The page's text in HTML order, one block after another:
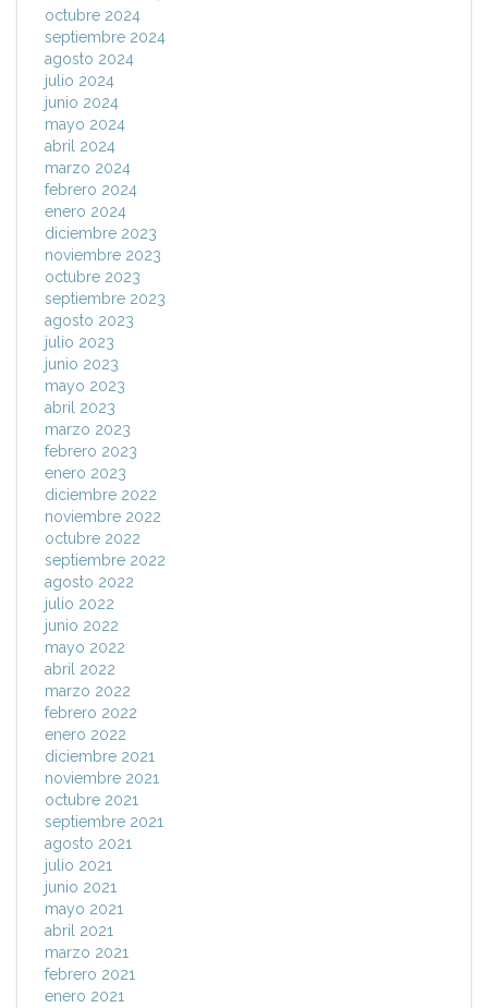
octubre 2024
septiembre 2024
agosto 2024
julio 2024
junio 2024
mayo 2024
abril 2024
marzo 2024
febrero 2024
enero 2024
diciembre 2023
noviembre 2023
octubre 2023
septiembre 2023
agosto 2023
julio 2023
junio 2023
mayo 2023
abril 2023
marzo 2023
febrero 2023
enero 2023
diciembre 2022
noviembre 2022
octubre 2022
septiembre 2022
agosto 2022
julio 2022
junio 2022
mayo 2022
abril 2022
marzo 2022
febrero 2022
enero 2022
diciembre 2021
noviembre 2021
octubre 2021
septiembre 2021
agosto 2021
julio 2021
junio 2021
mayo 2021
abril 2021
marzo 2021
febrero 2021
enero 2021